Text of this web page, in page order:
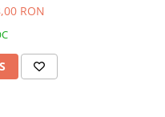
rezistent la
RON